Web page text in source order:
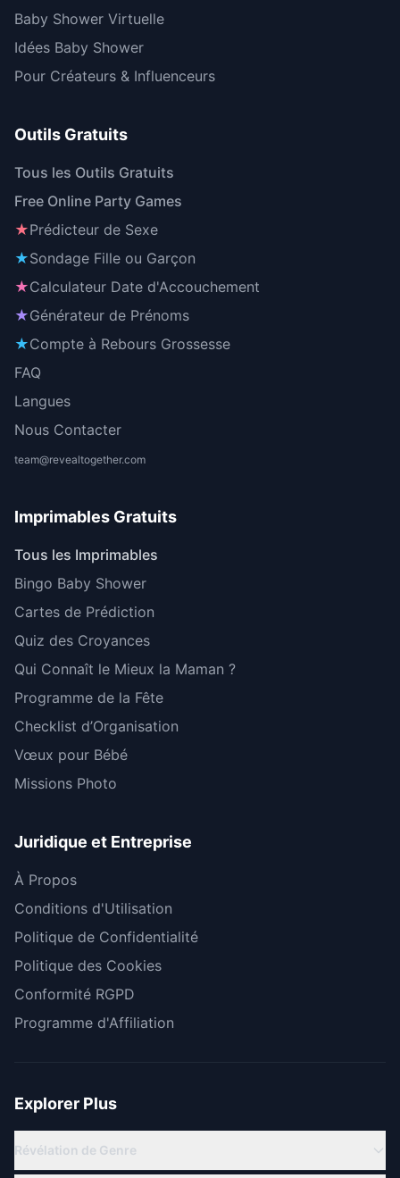
Baby Shower Virtuelle
Idées Baby Shower
Pour Créateurs & Influenceurs
Outils Gratuits
Tous les Outils Gratuits
Free Online Party Games
★Prédicteur de Sexe
★Sondage Fille ou Garçon
★Calculateur Date d'Accouchement
★Générateur de Prénoms
★Compte à Rebours Grossesse
FAQ
Langues
Nous Contacter
team@revealtogether.com
Imprimables Gratuits
Tous les Imprimables
Bingo Baby Shower
Cartes de Prédiction
Quiz des Croyances
Qui Connaît le Mieux la Maman ?
Programme de la Fête
Checklist d’Organisation
Vœux pour Bébé
Missions Photo
Juridique et Entreprise
À Propos
Conditions d'Utilisation
Politique de Confidentialité
Politique des Cookies
Conformité RGPD
Programme d'Affiliation
Explorer Plus
Révélation de Genre